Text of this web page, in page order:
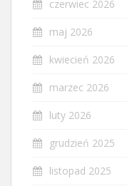
czerwiec 2026
maj 2026
kwiecień 2026
marzec 2026
luty 2026
grudzień 2025
listopad 2025